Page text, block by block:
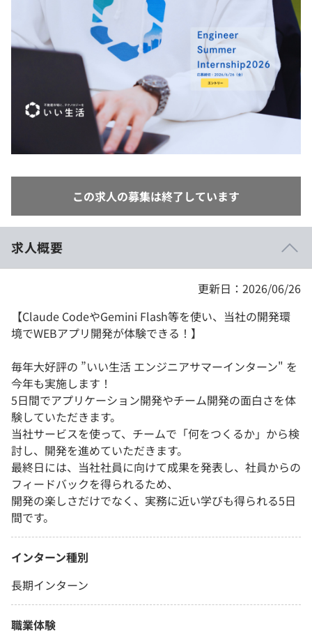
イベント・セミナー
インタビュー
個人向けプラン
学校向けプラン
再チャレンジ結果一覧
note
この求人の募集は終了しています
求人概要
更新日：2026/06/26
【Claude CodeやGemini Flash等を使い、当社の開発環
境でWEBアプリ開発が体験できる！】
毎年大好評の ”いい生活 エンジニアサマーインターン" を
今年も実施します！
5日間でアプリケーション開発やチーム開発の面白さを体
験していただきます。
当社サービスを使って、チームで「何をつくるか」から検
討し、開発を進めていただきます。
最終日には、当社社員に向けて成果を発表し、社員からの
フィードバックを得られるため、
開発の楽しさだけでなく、実務に近い学びも得られる5日
間です。
インターン種別
長期インターン
職業体験